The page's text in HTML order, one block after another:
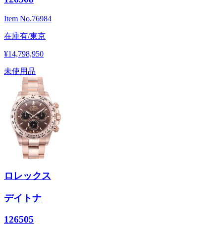
Item No.76984
在庫有/東京
¥14,798,950
未使用品
ロレックス
デイトナ
126505